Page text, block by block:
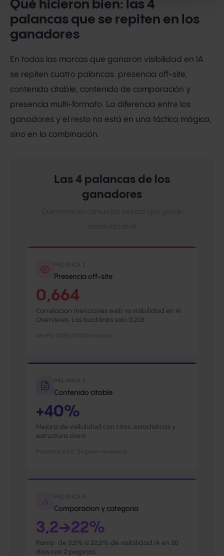
Qué hicieron bien: las 4
palancas que se repiten en los
ganadores
En todas las marcas que ganaron visibilidad en IA
se repiten cuatro palancas: presencia off-site,
contenido citable, contenido de comparación y
presencia multi-formato. La diferencia entre los
ganadores y el resto no está en una táctica mágica,
sino en la combinación.
Las 4 palancas de los
ganadores
PALANCA 1
Presencia off-site
0,664
Correlacion menciones web vs visibilidad en AI
Overviews. Los backlinks solo 0,218.
Ahrefs, 2025 (75.000 marcas)
PALANCA 2
Contenido citable
+40%
Mejora de visibilidad con citas, estadisticas y
estructura clara.
Princeton KDD '24 (peer-reviewed)
PALANCA 3
Comparacion y categoria
3,2→22%
Ramp: de 3,2% a 22,2% de visibilidad IA en 30
dias con 2 paginas.